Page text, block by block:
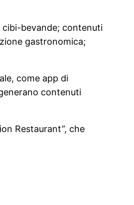
bevande; contenuti
gastronomica;
come app di
contenuti
Restaurant”, che